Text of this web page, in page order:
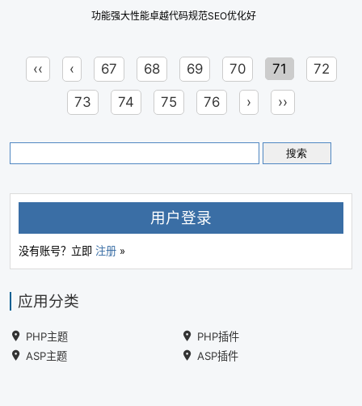
功能强大性能卓越代码规范SEO优化好
‹‹ ‹ 67 68 69 70 71 72
73 74 75 76 › ››
用户登录
没有账号？立即 注册 »
应用分类
PHP主题
PHP插件
ASP主题
ASP插件